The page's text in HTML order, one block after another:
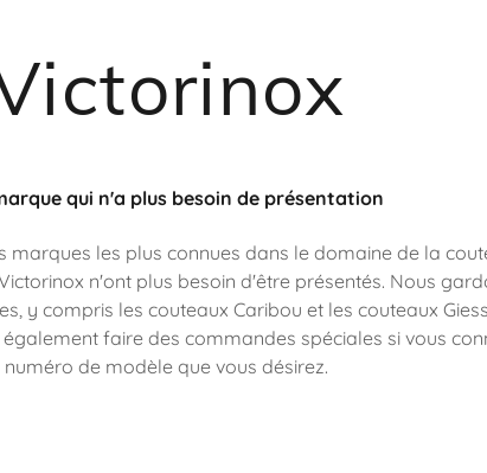
qui n'a plus besoin de présentation
marques les plus connues dans le domaine de la
n'ont plus besoin d'être présentés. Nous
y compris les couteaux Caribou et les couteaux
faire des commandes spéciales si vous
numéro de modèle que vous désirez.